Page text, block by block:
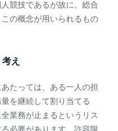
競技であるが故に、総合
の概念が用いられるもの
え
たっては、ある一人の担
を継続して割り当てる
業務が止まるというリス